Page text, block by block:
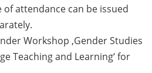
attendance can be issued
Workshop ‚Gender Studies
Teaching and Learning‘ for